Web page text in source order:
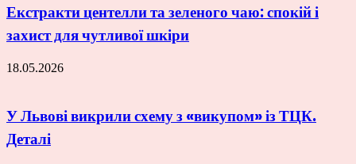
Екстракти центелли та зеленого чаю: спокій і
захист для чутливої шкіри
18.05.2026
У Львові викрили схему з «викупом» із ТЦК.
Деталі